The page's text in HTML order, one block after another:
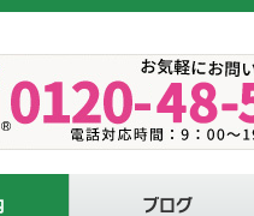
ブログ